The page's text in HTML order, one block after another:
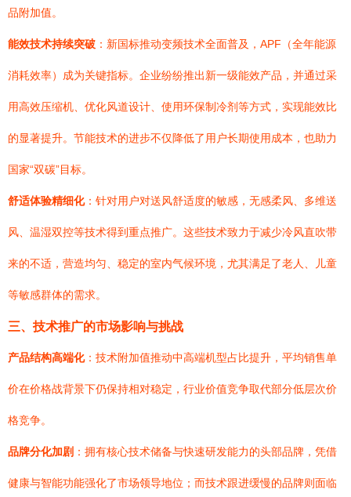
品附加值。
能效技术持续突破 ：新国标推动变频技术全面普及，APF（全年能源
消耗效率）成为关键指标。企业纷纷推出新一级能效产品，并通过采
用高效压缩机、优化风道设计、使用环保制冷剂等方式，实现能效比
的显著提升。节能技术的进步不仅降低了用户长期使用成本，也助力
国家“双碳”目标。
舒适体验精细化：针对用户对送风舒适度的敏感，无感柔风、多维送
风、温湿双控等技术得到重点推广。这些技术致力于减少冷风直吹带
来的不适，营造均匀、稳定的室内气候环境，尤其满足了老人、儿童
等敏感群体的需求。
三、技术推广的市场影响与挑战
产品结构高端化：技术附加值推动中高端机型占比提升，平均销售单
价在价格战背景下仍保持相对稳定，行业价值竞争取代部分低层次价
格竞争。
品牌分化加剧 ：拥有核心技术储备与快速研发能力的头部品牌，凭借
健康与智能功能强化了市场领导地位；而技术跟进缓慢的品牌则面临